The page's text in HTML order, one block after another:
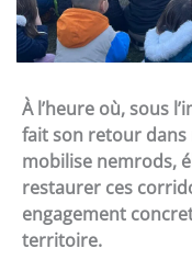
À l’heure où, sous
fait son retour dans
mobilise nemrods,
restaurer ces
engagement
territoire.